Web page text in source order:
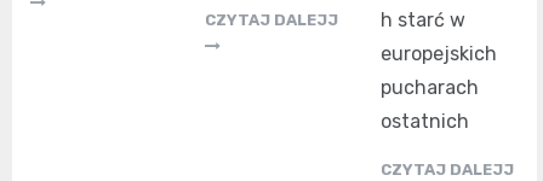
CZYTAJ DALEJJ
h starć w
europejskich
pucharach
ostatnich
CZYTAJ DALEJJ